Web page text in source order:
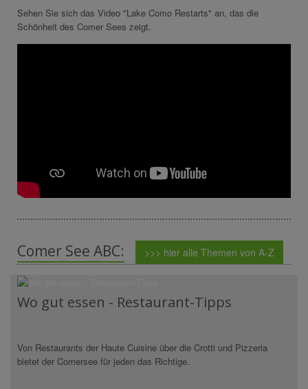
Sehen Sie sich das Video "Lake Como Restarts" an, das die
Schönheit des Comer Sees zeigt.
Comer See ABC: >>> hier alle Themen von A-Z
Wo gut essen - Restaurant-Tipps
Von Restaurants der Haute Cuisine über die Crotti und Pizzeria
bietet der Comersee für jeden das Richtige.